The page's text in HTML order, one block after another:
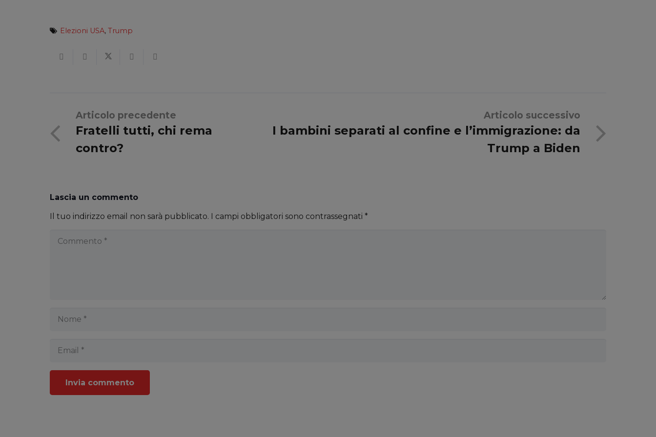
Elezioni USA, Trump
Articolo precedente
Fratelli tutti, chi rema
contro?
Articolo successivo
I bambini separati al confine e l’immigrazione: da
Trump a Biden
Lascia un commento
Il tuo indirizzo email non sarà pubblicato. I campi obbligatori sono contrassegnati *
Invia commento